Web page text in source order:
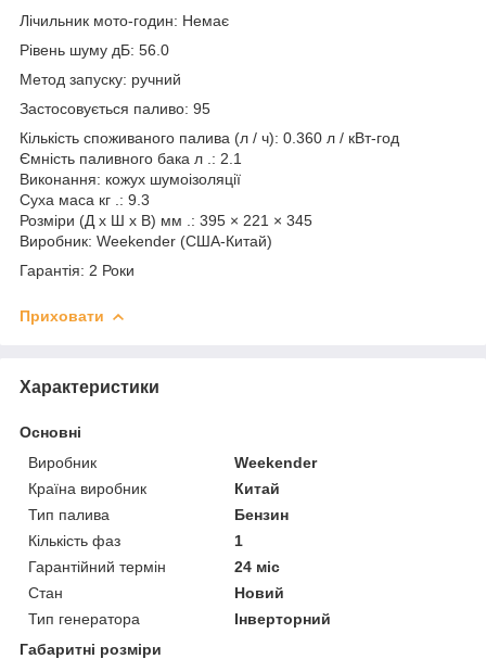
Лічильник мото-годин: Немає
Рівень шуму дБ: 56.0
Метод запуску: ручний
Застосовується паливо: 95
Кількість споживаного палива (л / ч): 0.360 л / кВт-год
Ємність паливного бака л .: 2.1
Виконання: кожух шумоізоляції
Суха маса кг .: 9.3
Розміри (Д x Ш x В) мм .: 395 × 221 × 345
Виробник: Weekender (США-Китай)
Гарантія: 2 Роки
Приховати
Характеристики
Основні
Виробник
Weekender
Країна виробник
Китай
Тип палива
Бензин
Кількість фаз
1
Гарантійний термін
24 міс
Стан
Новий
Тип генератора
Інверторний
Габаритні розміри